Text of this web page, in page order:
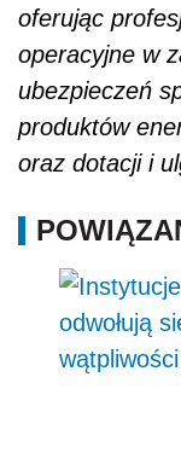
oferując
operacyjne w
ubezpieczeń
produktów
oraz dotacji i